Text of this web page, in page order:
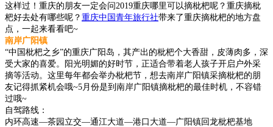
这样过！重庆的朋友一定会问2019重庆哪里可以摘枇杷呢？重庆摘枇
杷好去处有哪些呢？ 重庆中国青年旅行社带来了重庆摘枇杷的地方盘
点，一起来看看吧~
南岸广阳镇
“中国枇杷之乡”的重庆广阳岛，其产出的枇杷个大香甜，皮薄肉多，深
受大家的喜爱。阳光明媚的好时节，正适合带着老人孩子开启户外采
摘等活动。这里每年都会举办枇杷节，想去南岸广阳镇采摘枇杷的朋
友记得抓紧机会哦~5月份是到南岸广阳镇摘枇杷的最佳时机，不容错
过哦~
自驾路线：
内环高速—茶园立交—通江大道—港口大道—广阳镇回龙枇杷基地